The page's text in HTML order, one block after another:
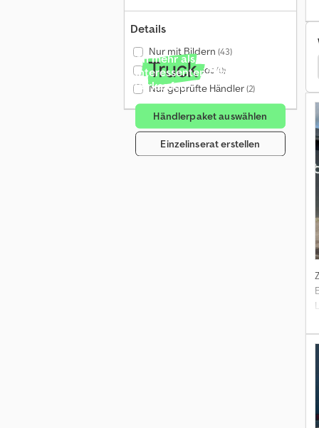
Details
Nur mit Bildern (43)
Nur mit Videos (0)
Nur geprüfte Händler(2)
An mehr als 4 Millionen
Interessenten pro Monat
verkaufen
Händlerpaket auswählen
Einzelinserat erstellen
Möslein Anhänger Pritsche & Plane